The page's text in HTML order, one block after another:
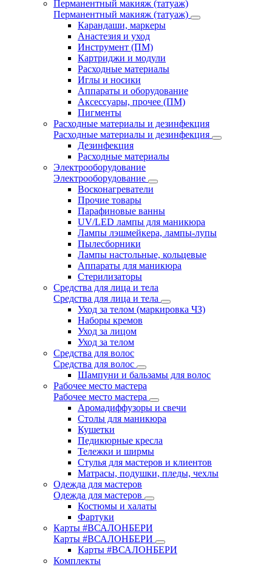
Перманентный макияж (татуаж)
Перманентный макияж (татуаж)
Карандаши, маркеры
Анастезия и уход
Инструмент (ПМ)
Картриджи и модули
Расходные материалы
Иглы и носики
Аппараты и оборудование
Аксессуары, прочее (ПМ)
Пигменты
Расходные материалы и дезинфекция
Расходные материалы и дезинфекция
Дезинфекция
Расходные материалы
Электрооборудование
Электрооборудование
Восконагреватели
Прочие товары
Парафиновые ванны
UV/LED лампы для маникюра
Лампы лэшмейкера, лампы-лупы
Пылесборники
Лампы настольные, кольцевые
Аппараты для маникюра
Стерилизаторы
Средства для лица и тела
Средства для лица и тела
Уход за телом (маркировка ЧЗ)
Наборы кремов
Уход за лицом
Уход за телом
Средства для волос
Средства для волос
Шампуни и бальзамы для волос
Рабочее место мастера
Рабочее место мастера
Аромадиффузоры и свечи
Столы для маникюра
Кушетки
Педикюрные кресла
Тележки и ширмы
Стулья для мастеров и клиентов
Матрасы, подушки, пледы, чехлы
Одежда для мастеров
Одежда для мастеров
Костюмы и халаты
Фартуки
Карты #ВСАЛОНБЕРИ
Карты #ВСАЛОНБЕРИ
Карты #ВСАЛОНБЕРИ
Комплекты